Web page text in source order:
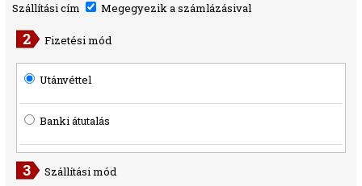
Szállítási cím
Megegyezik a számlázásival
Fizetési mód
Utánvéttel
Banki átutalás
Szállítási mód